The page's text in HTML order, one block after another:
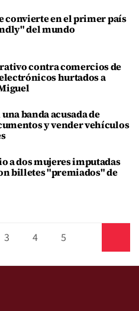
convierte en el primer país
del mundo
contra comercios de
hurtados a
banda acusada de
y vender vehículos
a dos mujeres imputadas
billetes "premiados" de
3 4 5